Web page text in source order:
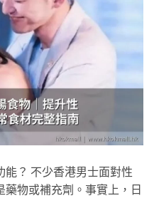
？ 不少香港男士面對性
物或補充劑。事實上，日